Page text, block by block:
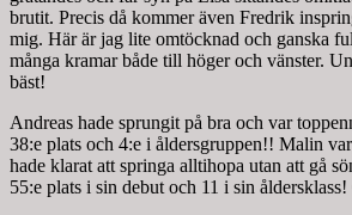
brutit. Precis då kommer även Fredrik
mig. Här är jag lite omtöcknad och ganska
många kramar både till höger och vänster.
bäst!
Andreas hade sprungit på bra och var
38:e plats och 4:e i åldersgruppen!! Malin
hade klarat att springa alltihopa utan att gå
55:e plats i sin debut och 11 i sin